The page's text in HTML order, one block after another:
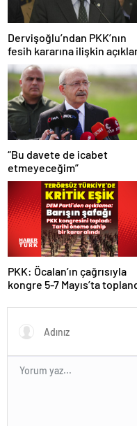
Dervişoğlu’ndan PKK’nın
fesih kararına ilişkin
“Bu davete de icabet
etmeyeceğim”
PKK: Öcalan’ın çağrısıyla
kongre 5-7 Mayıs’ta